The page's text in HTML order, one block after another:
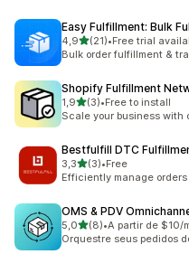
Easy Fulfillment: Bulk
4,9de 5 estrelas
(21)
21 total de avaliações
•Free trial
Bulk order fulfillment &
Shopify Fulfillment
1,9de 5 estrelas
(3)
3 total de avaliações
•Free to install
Scale your business with
Bestfulfill DTC
3,3de 5 estrelas
(3)
3 total de avaliações
•Free
Efficiently manage
OMS & PDV
5,0de 5 estrelas
(8)
8 total de avaliações
•A partir de $10/
Orquestre seus pedidos